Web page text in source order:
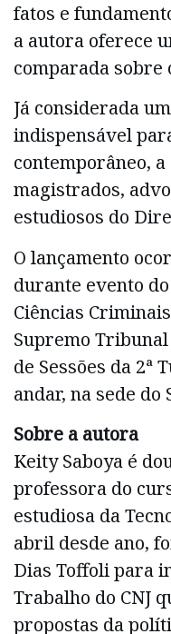
fatos e
a autora oferece
comparada sobre
Já considerada
indispensável
contemporâneo,
magistrados,
estudiosos do
O lançamento
durante evento
Ciências
Supremo Tribunal
de Sessões da 2ª
andar, na sede do
Sobre a autora
Keity Saboya é
professora do
estudiosa da
abril desde ano,
Dias Toffoli para
Trabalho do CNJ
propostas da